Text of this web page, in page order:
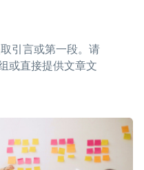
引言或第一段。请
或直接提供文章文